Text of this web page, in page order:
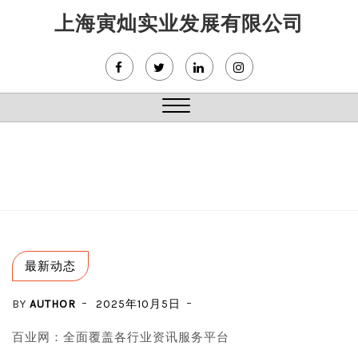
上海寅灿实业发展有限公司
Close
最新动态
BY AUTHOR 2025年10月5日
百业网：全面覆盖各行业资讯服务平台